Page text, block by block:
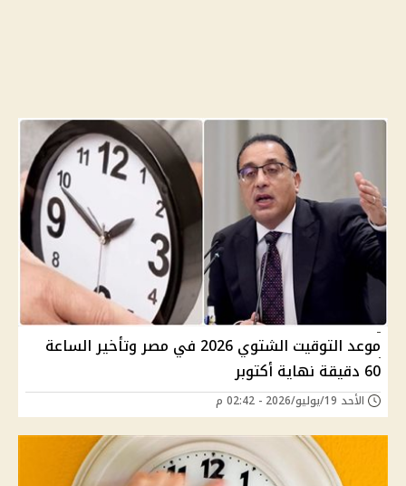
موعد التوقيت الشتوي 2026 في مصر وتأخير الساعة
60 دقيقة نهاية أكتوبر
الأحد 19/يوليو/2026 - 02:42 م